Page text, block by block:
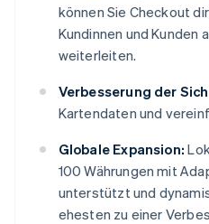
können Sie Checkout
Kundinnen und
weiterleiten.
Verbesserung der
Kartendaten und
Globale Expansion:
100 Währungen mit
unterstützt und
ehesten zu einer